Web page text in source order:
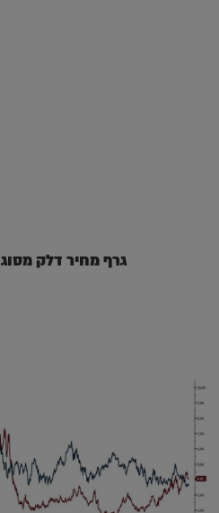
גרף מחיר דלק מסוג WTI וגז נוזלי